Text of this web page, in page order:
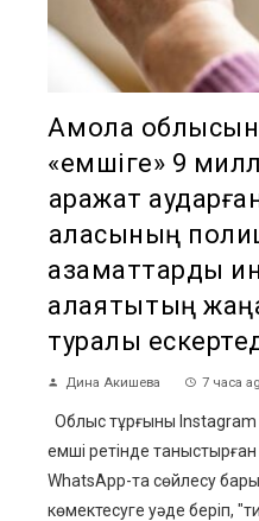
Ақмола
«емшіге» 9
қаражат
қаласының
азаматтарды
алаяқтықтың
туралы
Дина Акишева 7 часа
Облыс тұрғыны Instagram
емші ретінде таныстырған
WhatsApp-та сөйлесу
көмектесуге уәде беріп,